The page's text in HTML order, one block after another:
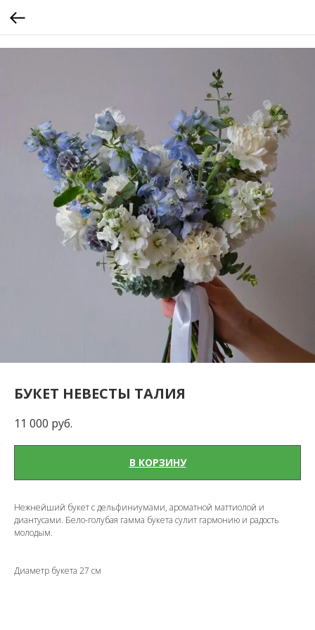
БУКЕТ НЕВЕСТЫ ТАЛИЯ
11 000 руб.
В КОРЗИНУ
Нежнейший букет с дельфиниумами, ароматной маттиолой и
диантусами. Бело-голубая гамма букета сулит гармонию и радость
молодым.
Диаметр букета 27 см